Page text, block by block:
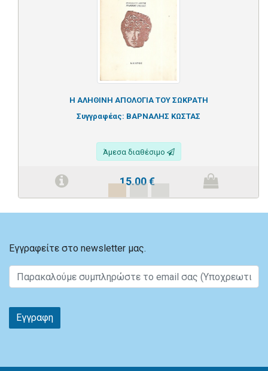
Η ΑΛΗΘΙΝΗ ΑΠΟΛΟΓΙΑ ΤΟΥ ΣΩΚΡΑΤΗ
Συγγραφέας: ΒΑΡΝΑΛΗΣ ΚΩΣΤΑΣ
Άμεσα διαθέσιμο
15.00€
Εγγραφείτε στο newsletter μας.
Εγγραφη